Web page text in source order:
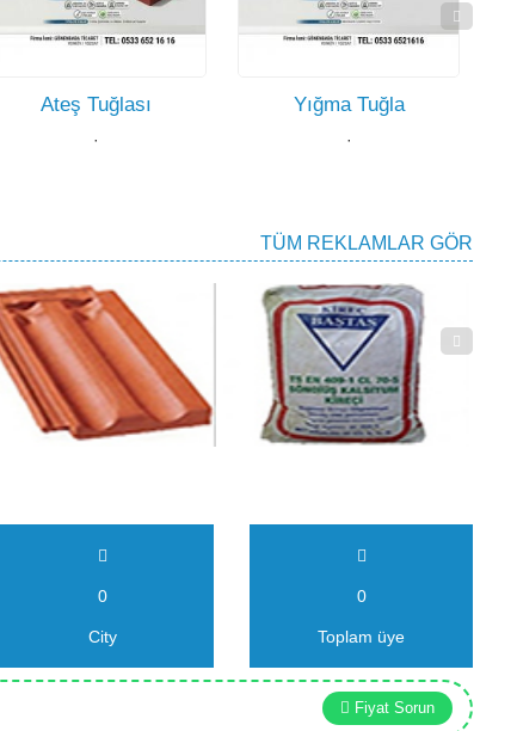
Yığma Tuğla
TÜM REKLAMLAR GÖR
0
City
0
Toplam üye
Fiyat Sorun